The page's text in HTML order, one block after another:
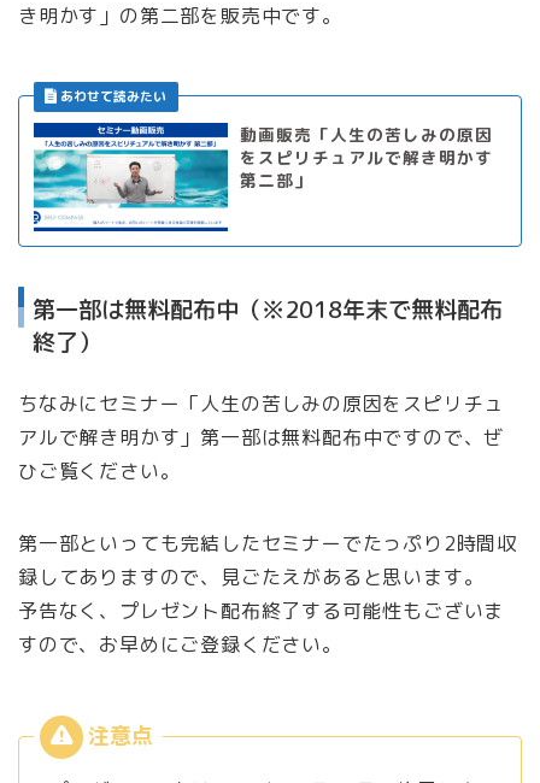
き明かす」の第二部を販売中です。
動画販売「人生の苦しみの原因
をスピリチュアルで解き明かす
第二部」
第一部は無料配布中（※2018年末で無料配布
終了）
ちなみにセミナー「人生の苦しみの原因をスピリチュ
アルで解き明かす」第一部は無料配布中ですので、ぜ
ひご覧ください。
第一部といっても完結したセミナーでたっぷり2時間収
録してありますので、見ごたえがあると思います。
予告なく、プレゼント配布終了する可能性もございま
すので、お早めにご登録ください。